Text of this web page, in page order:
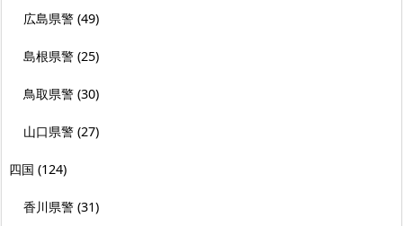
広島県警 (49)
島根県警 (25)
鳥取県警 (30)
山口県警 (27)
四国 (124)
香川県警 (31)